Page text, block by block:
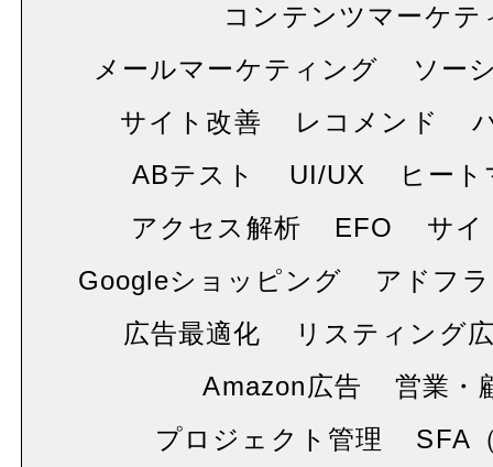
コンテンツマーケテ
メールマーケティング
ソー
サイト改善
レコメンド
ABテスト
UI/UX
ヒー
アクセス解析
EFO
サイ
Googleショッピング
アドフ
広告最適化
リスティング
Amazon広告
営業・
プロジェクト管理
SFA